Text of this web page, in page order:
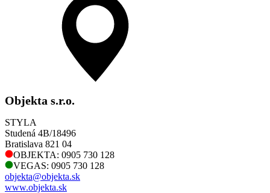
Objekta s.r.o.
STYLA
Studená 4B/18496
Bratislava 821 04
OBJEKTA: 0905 730 128
VEGAS: 0905 730 128
objekta@objekta.sk
www.objekta.sk